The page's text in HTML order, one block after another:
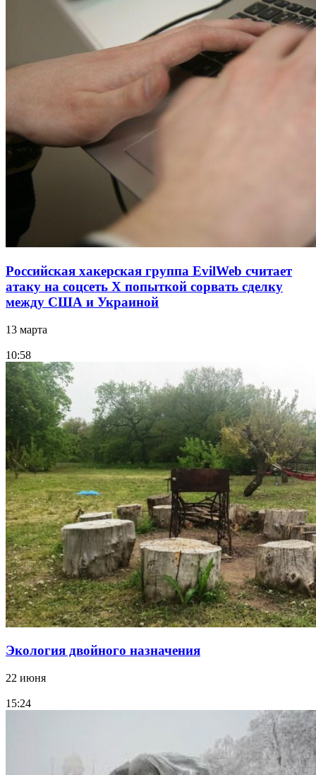
Российская хакерская группа EvilWeb считает
атаку на соцсеть Х попыткой сорвать сделку
между США и Украиной
13 марта
10:58
Экология двойного назначения
22 июня
15:24